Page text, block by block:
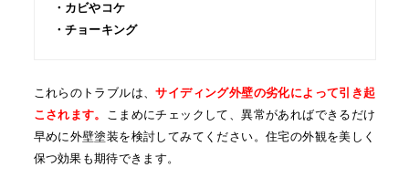
・カビやコケ
・チョーキング
これらのトラブルは、サイディング外壁の劣化によって引き起
こされます。 こまめにチェックして、異常があればできるだけ
早めに外壁塗装を検討してみてください。住宅の外観を美しく
保つ効果も期待できます。